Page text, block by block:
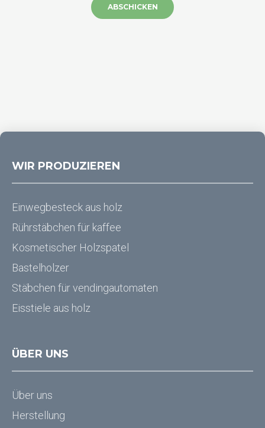
ABSCHICKEN
WIR PRODUZIEREN
Einwegbesteck aus holz
Rührstäbchen für kaffee
Kosmetischer Holzspatel
Bastelholzer
Stäbchen für vendingautomaten
Eisstiele aus holz
ÜBER UNS
Über uns
Herstellung